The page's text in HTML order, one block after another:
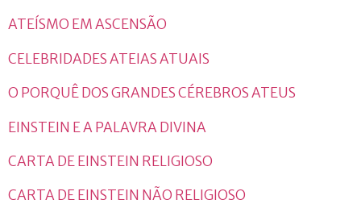
ATEÍSMO EM ASCENSÃO
CELEBRIDADES ATEIAS ATUAIS
O PORQUÊ DOS GRANDES CÉREBROS ATEUS
EINSTEIN E A PALAVRA DIVINA
CARTA DE EINSTEIN RELIGIOSO
CARTA DE EINSTEIN NÃO RELIGIOSO